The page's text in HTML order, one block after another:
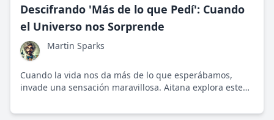
Descifrando 'Más de lo que Pedí': Cuando
el Universo nos Sorprende
Martin Sparks
Cuando la vida nos da más de lo que esperábamos,
invade una sensación maravillosa. Aitana explora este
recordándonos que las sorpresas inesperadas pueden